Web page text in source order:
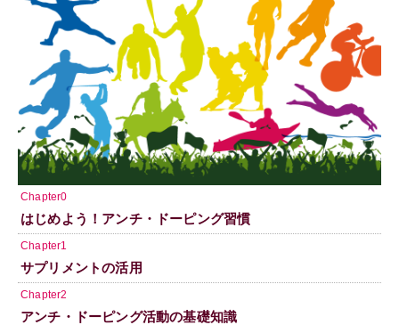
Chapter0
はじめよう！アンチ・ドーピング習慣
Chapter1
サプリメントの活用
Chapter2
アンチ・ドーピング活動の基礎知識